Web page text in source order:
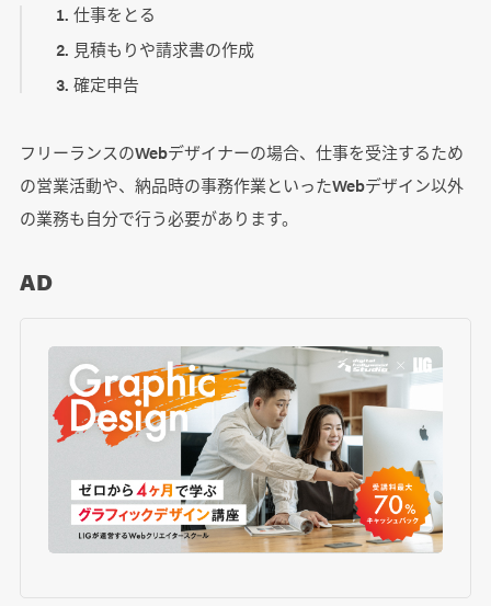
仕事をとる
見積もりや請求書の作成
確定申告
フリーランスのWebデザイナーの場合、仕事を受注するため
の営業活動や、納品時の事務作業といったWebデザイン以外
の業務も自分で行う必要があります。
AD